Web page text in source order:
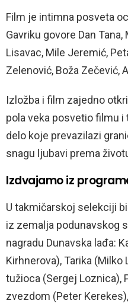
Film je intimna posveta
Gavriku govore Dan Tana,
Lisavac, Mile Jeremić,
Zelenović, Boža Zečević,
Izložba i film zajedno
pola veka posvetio filmu
delo koje prevazilazi
snagu ljubavi prema
Izdvajamo iz
U takmičarskoj selekciji
iz zemalja podunavskog
nagradu Dunavska lađa:
Kirhnerova), Tarika (Milko
tužioca (Sergej Loznica),
zvezdom (Peter